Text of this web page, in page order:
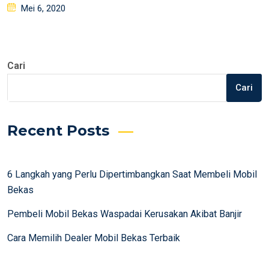
Posted
Mei 6, 2020
Cari
Cari
Recent Posts
6 Langkah yang Perlu Dipertimbangkan Saat Membeli Mobil
Bekas
Pembeli Mobil Bekas Waspadai Kerusakan Akibat Banjir
Cara Memilih Dealer Mobil Bekas Terbaik